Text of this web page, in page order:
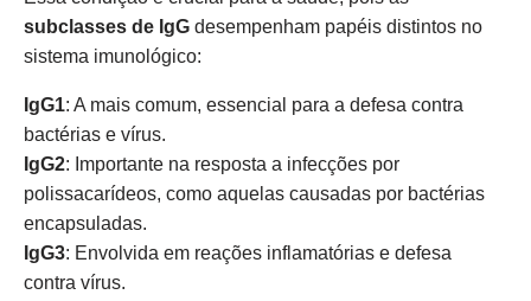
subclasses de IgG desempenham papéis distintos no
sistema imunológico:
IgG1: A mais comum, essencial para a defesa contra
bactérias e vírus.
IgG2: Importante na resposta a infecções por
polissacarídeos, como aquelas causadas por bactérias
encapsuladas.
IgG3: Envolvida em reações inflamatórias e defesa
contra vírus.